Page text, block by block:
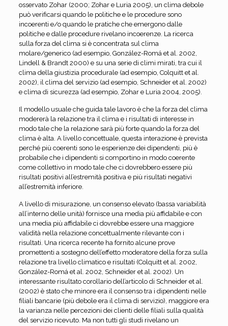
osservato Zohar (2000; Zohar e Luria 2005), un clima debole
può verificarsi quando le politiche e le procedure sono
incoerenti e/o quando le pratiche che emergono dalle
politiche e dalle procedure rivelano incoerenze. La ricerca
sulla forza del clima si è concentrata sul clima
molare/generico (ad esempio, González-Romá et al. 2002,
Lindell & Brandt 2000) e su una serie di climi mirati, tra cui il
clima della giustizia procedurale (ad esempio, Colquitt et al.
2002), il clima del servizio (ad esempio, Schneider et al. 2002)
e clima di sicurezza (ad esempio, Zohar e Luria 2004, 2005).
Il modello usuale che guida tale lavoro è che la forza del clima
modererà la relazione tra il clima e i risultati di interesse in
modo tale che la relazione sarà più forte quando la forza del
clima è alta. A livello concettuale, questa interazione è prevista
perché più coerenti sono le esperienze dei dipendenti, più è
probabile che i dipendenti si comportino in modo coerente
come collettivo in modo tale che ci dovrebbero essere più
risultati positivi all’estremità positiva e più risultati negativi
all’estremità inferiore.
A livello di misurazione, un consenso elevato (bassa variabilità
all’interno delle unità) fornisce una media più affidabile e con
una media più affidabile ci dovrebbe essere una maggiore
validità nella relazione concettualmente rilevante con i
risultati. Una ricerca recente ha fornito alcune prove
promettenti a sostegno dell’effetto moderatore della forza sulla
relazione tra livello climatico e risultati (Colquitt et al. 2002,
González-Romá et al. 2002, Schneider et al. 2002). Un
interessante risultato corollario dell’articolo di Schneider et al.
(2002) è stato che minore era il consenso tra i dipendenti nelle
filiali bancarie (più debole era il clima di servizio), maggiore era
la varianza nelle percezioni dei clienti delle filiali sulla qualità
del servizio ricevuto. Ma non tutti gli studi rivelano un